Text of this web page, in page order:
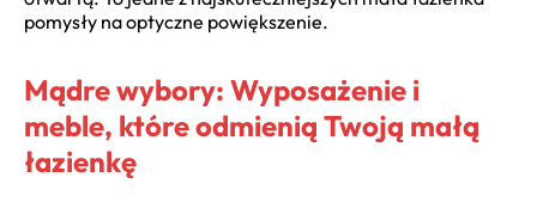
pomysły na optyczne powiększenie.
Mądre wybory: Wyposażenie i
meble, które odmienią Twoją małą
łazienkę